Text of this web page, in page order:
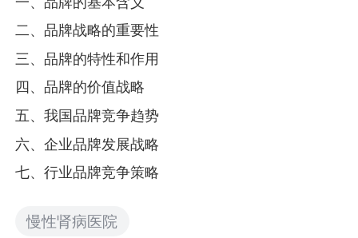
二、品牌战略的重要性
三、品牌的特性和作用
四、品牌的价值战略
五、我国品牌竞争趋势
六、企业品牌发展战略
七、行业品牌竞争策略
慢性肾病医院